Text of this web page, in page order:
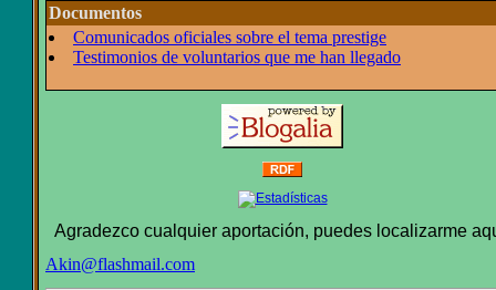
Documentos
Comunicados oficiales sobre el tema prestige
Testimonios de voluntarios que me han llegado
Agradezco cualquier aportación, puedes localizarme
Akin@flashmail.com